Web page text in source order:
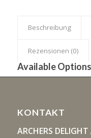
Beschreibung
Rezensionen (0)
Available
KONTAKT
ARCHERS